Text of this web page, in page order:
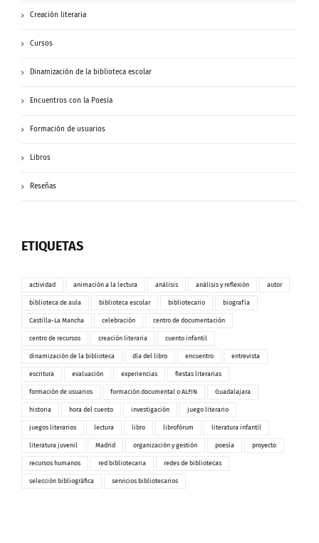
Creación literaria
Cursos
Dinamización de la biblioteca escolar
Encuentros con la Poesía
Formación de usuarios
Libros
Reseñas
ETIQUETAS
actividad animación a la lectura análisis análisis y reflexión autor
biblioteca de aula biblioteca escolar bibliotecario biografía
Castilla-La Mancha celebración centro de documentación
centro de recursos creación literaria cuento infantil
dinamización de la biblioteca día del libro encuentro entrevista
escritura evaluación experiencias fiestas literarias
formación de usuarios formación documental o ALFIN Guadalajara
historia hora del cuento investigación juego literario
juegos literarios lectura libro librofórum literatura infantil
literatura juvenil Madrid organización y gestión poesía proyecto
recursos humanos red bibliotecaria redes de bibliotecas
selección bibliográfica servicios bibliotecarios